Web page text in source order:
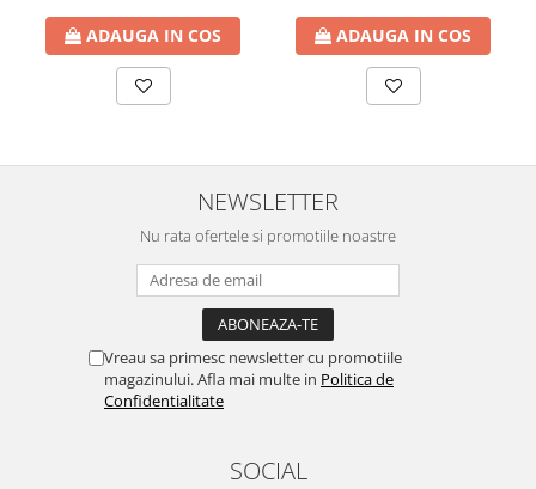
ADAUGA IN COS ADAUGA IN COS
NEWSLETTER
Nu rata ofertele si promotiile noastre
Vreau sa primesc newsletter cu promotiile
magazinului. Afla mai multe in Politica de
Confidentialitate
SOCIAL